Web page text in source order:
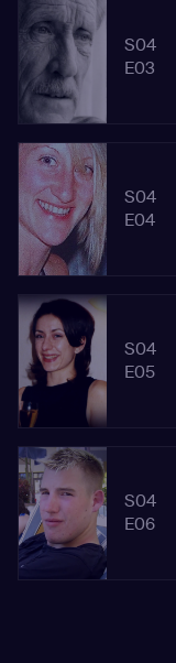
S04
E03
S04
E04
S04
E05
S04
E06